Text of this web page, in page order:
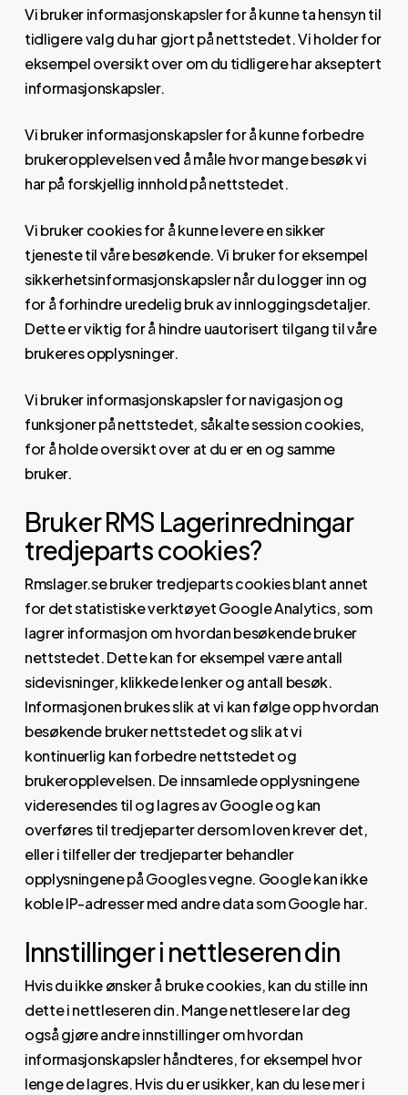
Vi bruker informasjonskapsler for å kunne ta hensyn til
tidligere valg du har gjort på nettstedet. Vi holder for
eksempel oversikt over om du tidligere har akseptert
informasjonskapsler.
Vi bruker informasjonskapsler for å kunne forbedre
brukeropplevelsen ved å måle hvor mange besøk vi
har på forskjellig innhold på nettstedet.
Vi bruker cookies for å kunne levere en sikker
tjeneste til våre besøkende. Vi bruker for eksempel
sikkerhetsinformasjonskapsler når du logger inn og
for å forhindre uredelig bruk av innloggingsdetaljer.
Dette er viktig for å hindre uautorisert tilgang til våre
brukeres opplysninger.
Vi bruker informasjonskapsler for navigasjon og
funksjoner på nettstedet, såkalte session cookies,
for å holde oversikt over at du er en og samme
bruker.
Bruker RMS Lagerinredningar
tredjeparts cookies?
Rmslager.se bruker tredjeparts cookies blant annet
for det statistiske verktøyet Google Analytics, som
lagrer informasjon om hvordan besøkende bruker
nettstedet. Dette kan for eksempel være antall
sidevisninger, klikkede lenker og antall besøk.
Informasjonen brukes slik at vi kan følge opp hvordan
besøkende bruker nettstedet og slik at vi
kontinuerlig kan forbedre nettstedet og
brukeropplevelsen. De innsamlede opplysningene
videresendes til og lagres av Google og kan
overføres til tredjeparter dersom loven krever det,
eller i tilfeller der tredjeparter behandler
opplysningene på Googles vegne. Google kan ikke
koble IP-adresser med andre data som Google har.
Innstillinger i nettleseren din
Hvis du ikke ønsker å bruke cookies, kan du stille inn
dette i nettleseren din. Mange nettlesere lar deg
også gjøre andre innstillinger om hvordan
informasjonskapsler håndteres, for eksempel hvor
lenge de lagres. Hvis du er usikker, kan du lese mer i